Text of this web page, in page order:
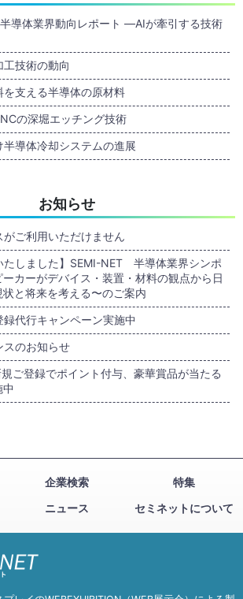
導体業界動向レポート ―AIが牽引する技術
技術の動向
を支える半導体の原材料
の深堀エッチング技術
導体冷却システムの進展
お知らせ
ご利用いただけません
たしました】SEMI-NET 半導体業界シンポ
カーがデバイス・装置・材料の観点から日
と将来を考える〜のご案内
代行キャンペーン実施中
スのお知らせ
規ご登録でポイント付与、豪華賞品が当たる
企業検索
特集
ニュース セミネットについて